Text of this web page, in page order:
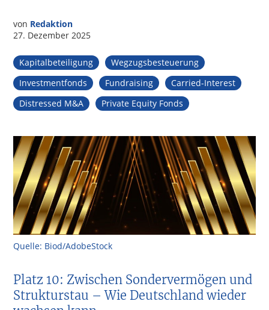
von Redaktion
27. Dezember 2025
Kapitalbeteiligung
Wegzugsbesteuerung
Investmentfonds
Fundraising
Carried-Interest
Distressed M&A
Private Equity Fonds
Quelle: Biod/AdobeStock
Platz 10: Zwischen Sondervermögen und
Strukturstau – Wie Deutschland wieder